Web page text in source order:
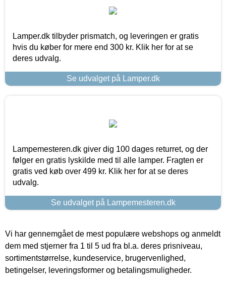
Lamper.dk tilbyder prismatch, og leveringen er gratis
hvis du køber for mere end 300 kr. Klik her for at se
deres udvalg.
Se udvalget på Lamper.dk
Lampemesteren.dk giver dig 100 dages returret, og der
følger en gratis lyskilde med til alle lamper. Fragten er
gratis ved køb over 499 kr. Klik her for at se deres
udvalg.
Se udvalget på Lampemesteren.dk
Vi har gennemgået de mest populære webshops og anmeldt
dem med stjerner fra 1 til 5 ud fra bl.a. deres prisniveau,
sortimentstørrelse, kundeservice, brugervenlighed,
betingelser, leveringsformer og betalingsmuligheder.